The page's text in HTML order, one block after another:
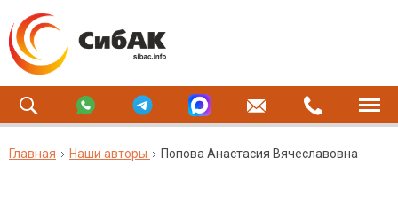
Главная Наши авторы Попова Анастасия Вячеславовна